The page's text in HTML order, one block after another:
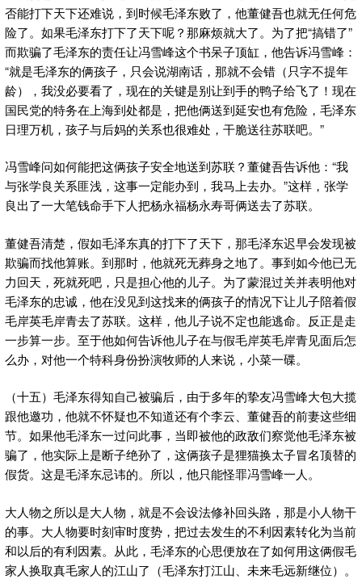
否能打下天下还难说，到时候毛泽东败了，他董健吾也就无任何危
险了。如果毛泽东打下了天下呢？那麻烦就大了。为了把“搞错了”
而欺骗了毛泽东的责任让冯雪峰这个书呆子顶缸，他告诉冯雪峰：
“就是毛泽东的俩孩子，只会说湖南话，那就不会错（只字不提年
龄），我没必要看了，现在的关键是别让到手的鸭子给飞了！现在
国民党的特务在上海到处都是，把他俩送到延安也有危险，毛泽东
日理万机，孩子与后妈的关系也很难处，干脆送往苏联吧。”
冯雪峰问如何能把这俩孩子安全地送到苏联？董健吾告诉他：“我
与张学良关系匪浅，这事一定能办到，我马上去办。”这样，张学
良出了一大笔钱命手下人把杨永福杨永寿哥俩送去了苏联。
董健吾清楚，假如毛泽东真的打下了天下，那毛泽东迟早会发现被
欺骗而找他算账。到那时，他就死无葬身之地了。事到如今他已无
力回天，死就死吧，只是担心他的儿子。为了蒙混过关并表明他对
毛泽东的忠诚，他在没见到这找来的俩孩子的情况下让儿子陪着假
毛岸英毛岸青去了苏联。这样，他儿子说不定也能逃命。反正是走
一步算一步。至于他如何告诉他儿子在与假毛岸英毛岸青见面后怎
么办，对他一个特科身份扮演牧师的人来说，小菜一碟。
（十五）毛泽东得知自己被骗后，由于多年的挚友冯雪峰大包大揽
跟他邀功，他就不怀疑也不知道还有个李云、董健吾的前妻这些细
节。如果他毛泽东一过问此事，当即被他的政敌们察觉他毛泽东被
骗了，他实际上是断子绝孙了，这俩孩子是狸猫换太子冒名顶替的
假货。这是毛泽东忌讳的。所以，他只能怪罪冯雪峰一人。
大人物之所以是大人物，就是不会设法修补回头路，那是小人物干
的事。大人物要时刻审时度势，把过去发生的不利因素转化为当前
和以后的有利因素。从此，毛泽东的心思便放在了如何用这俩假毛
家人换取真毛家人的江山了（毛泽东打江山、未来毛远新继位）。